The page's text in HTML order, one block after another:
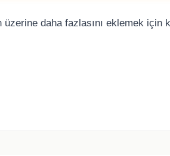
daha fazlasını eklemek için